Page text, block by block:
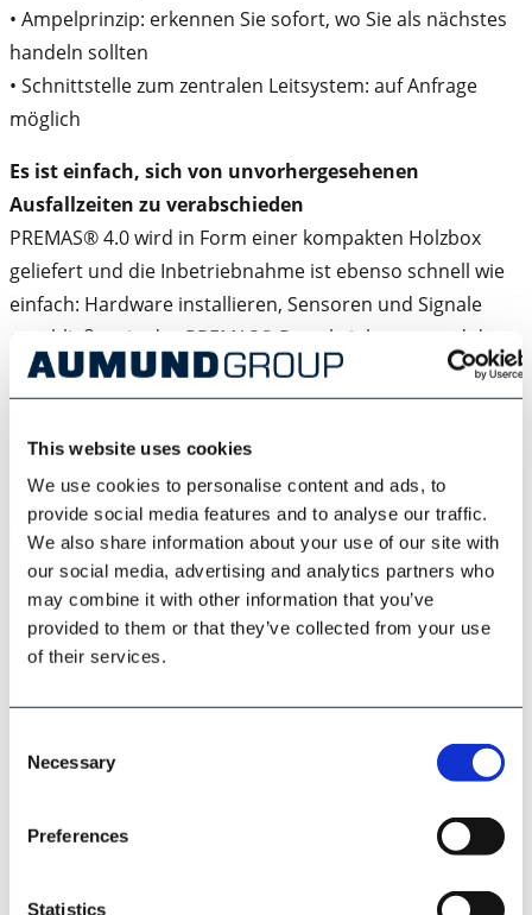
This website uses cookies
We use cookies to personalise content and ads, to
provide social media features and to analyse our traffic.
We also share information about your use of our site with
our social media, advertising and analytics partners who
may combine it with other information that you’ve
provided to them or that they’ve collected from your use
of their services.
Selection
Necessary
Preferences
Statistics
• Ampelprinzip: erkennen Sie sofort, wo Sie als nächstes
handeln sollten
• Schnittstelle zum zentralen Leitsystem: auf Anfrage
möglich
Es ist einfach, sich von unvorhergesehenen
Ausfallzeiten zu verabschieden
PREMAS® 4.0 wird in Form einer kompakten Holzbox
geliefert und die Inbetriebnahme ist ebenso schnell wie
einfach: Hardware installieren, Sensoren und Signale
anschließen, in das PREMAS® Portal einloggen und dann
zurück an die Produktion. Die nun vernetzte, smarte
Lösung fühlt den Puls Ihrer Maschine, behält sie im Auge
und informiert Sie, wenn Ihr Handeln erforderlich ist. Bei
Benachrichtigungen und gibt eine Vorhersage über die
voraussichtliche Lebensdauer von kritischen
Maschinenkomponenten.
So können Sie Ihre Instandhaltung entspannt planen,
rechtzeitig handeln und mögliche Probleme vermeiden,
Experten! Die Lösung ist wie Ihr bester Freund, der Ihnen
hilft, Prioritäten in der Instandhaltung zu setzen, zu
entscheiden was als nächstes zu tun ist und zu handeln!
Doch die Entscheidungskompetenz liegt bei Ihnen.
Möchten Sie Ihre Instandhaltung und Produktion auf